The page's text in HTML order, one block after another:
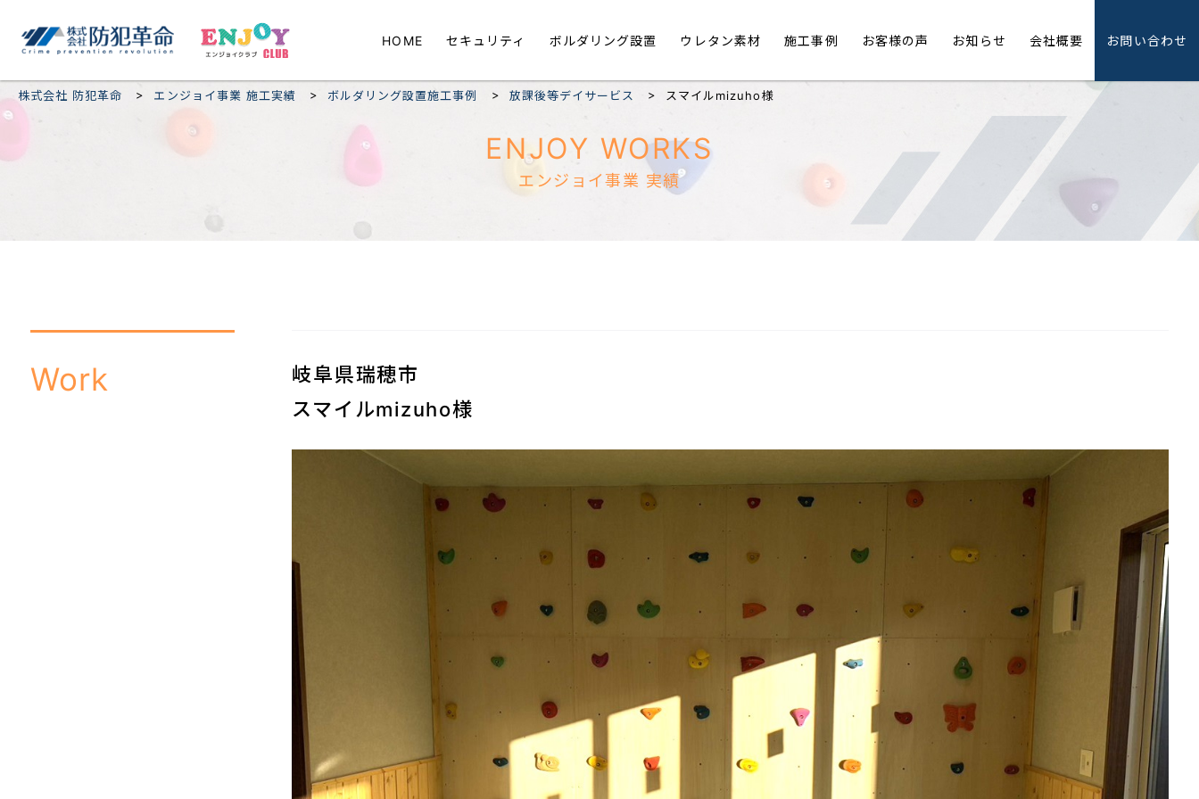
HOME セキュリティ ボルダリング設置 ウレタン素材 施工事例 お客様の声 お知らせ 会社概要 お問い合わせ
株式会社 防犯革命 > エンジョイ事業 施工実績 > ボルダリング設置施工事例 > 放課後等デイサービス > スマイルmizuho様
ENJOY WORKS
エンジョイ事業 実績
Work
岐阜県瑞穂市
スマイルmizuho様